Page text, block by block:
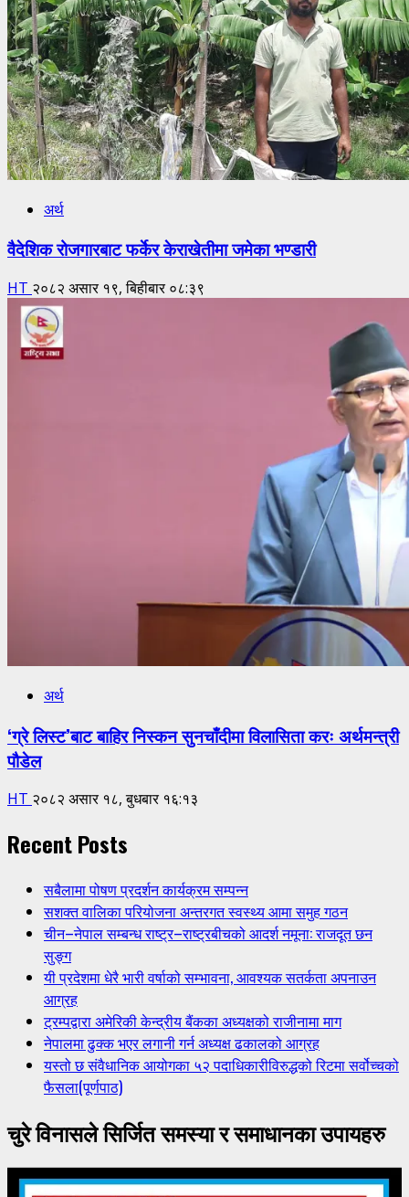
अर्थ
वैदेशिक रोजगारबाट फर्केर केराखेतीमा जमेका भण्डारी
HT २०८२ असार १९, बिहीबार ०८:३९
अर्थ
‘ग्रे लिस्ट’बाट बाहिर निस्कन सुनचाँदीमा विलासिता करः अर्थमन्त्री
पौडेल
HT २०८२ असार १८, बुधबार १६:१३
Recent Posts
सबैलामा पोषण प्रदर्शन कार्यक्रम सम्पन्न
सशक्त वालिका परियोजना अन्तरगत स्वस्थ्य आमा समुह गठन
चीन–नेपाल सम्बन्ध राष्ट्र–राष्ट्रबीचको आदर्श नमूना: राजदूत छन
सुङ्ग
यी प्रदेशमा धेरै भारी वर्षाको सम्भावना, आवश्यक सतर्कता अपनाउन
आग्रह
ट्रम्पद्वारा अमेरिकी केन्द्रीय बैंकका अध्यक्षको राजीनामा माग
नेपालमा ढुक्क भएर लगानी गर्न अध्यक्ष ढकालको आग्रह
यस्तो छ संवैधानिक आयोगका ५२ पदाधिकारीविरुद्धको रिटमा सर्वोच्चको
फैसला(पूर्णपाठ)
चुरे विनासले सिर्जित समस्या र समाधानका उपायहरु